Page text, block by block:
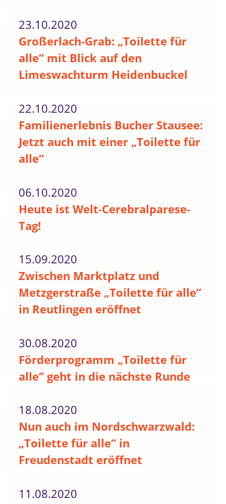
23.10.2020
Großerlach-Grab: „Toilette für
alle“ mit Blick auf den
Limeswachturm Heidenbuckel
22.10.2020
Familienerlebnis Bucher Stausee:
Jetzt auch mit einer „Toilette für
alle“
06.10.2020
Heute ist Welt-Cerebralparese-
Tag!
15.09.2020
Zwischen Marktplatz und
Metzgerstraße „Toilette für alle“
in Reutlingen eröffnet
30.08.2020
Förderprogramm „Toilette für
alle“ geht in die nächste Runde
18.08.2020
Nun auch im Nordschwarzwald:
„Toilette für alle“ in
Freudenstadt eröffnet
11.08.2020